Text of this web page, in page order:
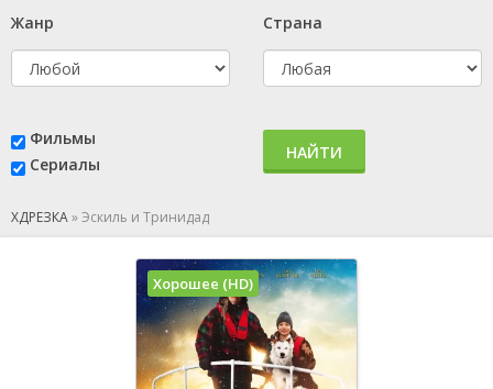
Жанр Страна
Фильмы
Сериалы
НАЙТИ
ХДРЕЗКА»Эскиль и Тринидад
Хорошее (HD)